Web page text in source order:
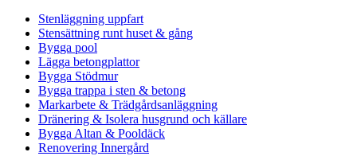
Stenläggning uppfart
Stensättning runt huset & gång
Bygga pool
Lägga betongplattor
Bygga Stödmur
Bygga trappa i sten & betong
Markarbete & Trädgårdsanläggning
Dränering & Isolera husgrund och källare
Bygga Altan & Pooldäck
Renovering Innergård